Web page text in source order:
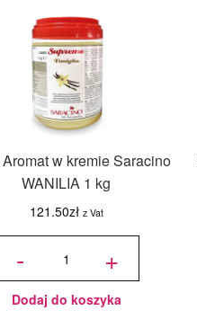
w kremie Saracino
WANILIA 1 kg
121.50zł z Vat
-
ilość
w
kremie
1 kg
+
Dodaj do koszyka